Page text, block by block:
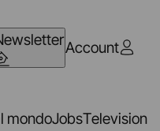
Account
mondoJobsTelevision